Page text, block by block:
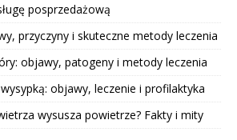
posprzedażową
przyczyny i skuteczne metody leczenia
objawy, patogeny i metody leczenia
objawy, leczenie i profilaktyka
wysusza powietrze? Fakty i mity